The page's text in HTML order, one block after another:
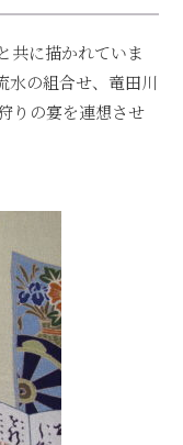
共に描かれていま
水の組合せ、竜田川
りの宴を連想させ